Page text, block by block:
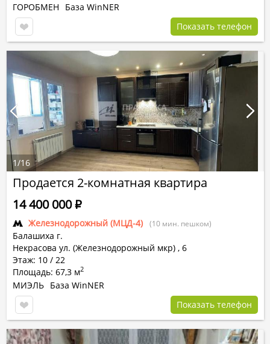
ГОРОБМЕН
База WinNER
Показать телефон
Продается 2-комнатная квартира
Железнодорожный (МЦД-4) (10 мин. пешком)
Балашиха г.
Некрасова ул. (Железнодорожный мкр) , 6
Этаж: 10 / 22
Площадь: 67,3 м2
14 400 000Р
МИЭЛЬ База WinNER
Показать телефон
1/16